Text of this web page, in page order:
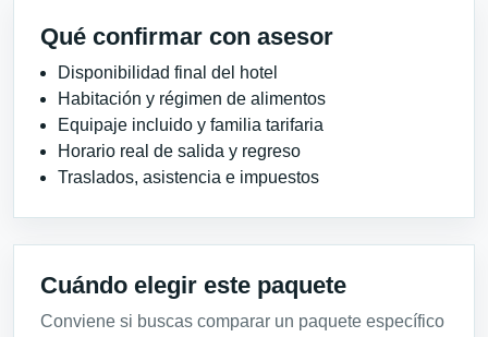
Qué confirmar con asesor
Disponibilidad final del hotel
Habitación y régimen de alimentos
Equipaje incluido y familia tarifaria
Horario real de salida y regreso
Traslados, asistencia e impuestos
Cuándo elegir este paquete
Conviene si buscas comparar un paquete específico